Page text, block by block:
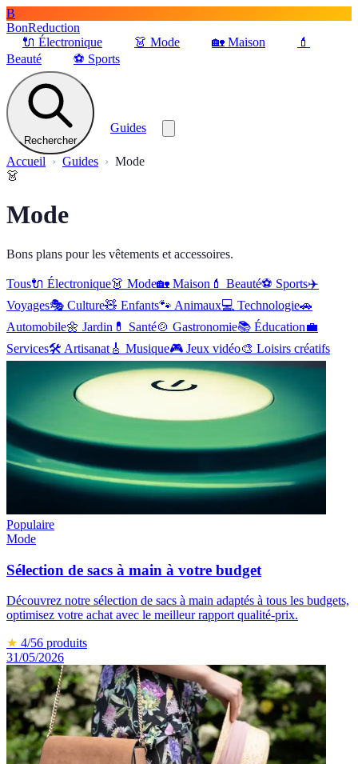
B
BonReduction
🔌 Électronique 👗 Mode 🏡 Maison
💄
Beauté
⚽️ Sports
Rechercher
Guides
Accueil Guides
Mode
👗
Mode
Bons plans pour les vêtements et accessoires.
Tous🔌 Électronique👗 Mode🏡 Maison 💄 Beauté⚽️ Sports✈️
Voyages🎭 Culture🧸 Enfants🐾 Animaux💻 Technologie🚗
Automobile🌼 Jardin 💊 Santé🍲 Gastronomie📚 Éducation💼
Services🛠 Artisanat 🎸 Musique🎮 Jeux vidéo🎨 Loisirs créatifs
Populaire
Mode
Sélection de sacs à main à votre budget
Découvrez notre sélection de sacs à main adaptés à tous les budgets,
optimisez votre achat avec le meilleur rapport qualité-prix.
★ 4/56 produits
31/05/2026